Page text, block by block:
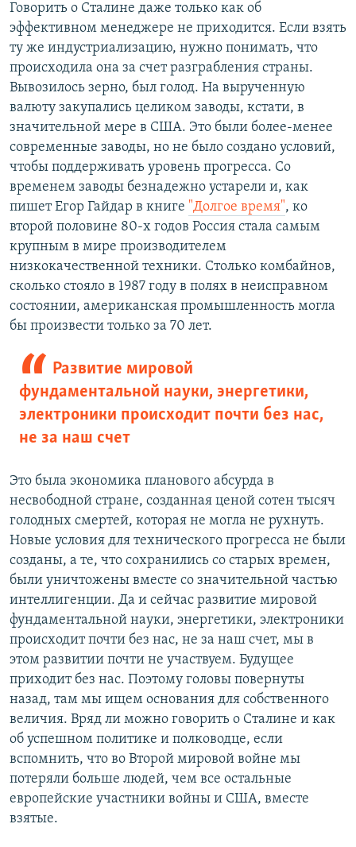
Говорить о Сталине даже только как об
эффективном менеджере не приходится. Если взять
ту же индустриализацию, нужно понимать, что
происходила она за счет разграбления страны.
Вывозилось зерно, был голод. На вырученную
валюту закупались целиком заводы, кстати, в
значительной мере в США. Это были более-менее
современные заводы, но не было создано условий,
чтобы поддерживать уровень прогресса. Со
временем заводы безнадежно устарели и, как
пишет Егор Гайдар в книге "Долгое время", ко
второй половине 80-х годов Россия стала самым
крупным в мире производителем
низкокачественной техники. Столько комбайнов,
сколько стояло в 1987 году в полях в неисправном
состоянии, американская промышленность могла
бы произвести только за 70 лет.
Развитие мировой
фундаментальной науки, энергетики,
электроники происходит почти без нас,
не за наш счет
Это была экономика планового абсурда в
несвободной стране, созданная ценой сотен тысяч
голодных смертей, которая не могла не рухнуть.
Новые условия для технического прогресса не были
созданы, а те, что сохранились со старых времен,
были уничтожены вместе со значительной частью
интеллигенции. Да и сейчас развитие мировой
фундаментальной науки, энергетики, электроники
происходит почти без нас, не за наш счет, мы в
этом развитии почти не участвуем. Будущее
приходит без нас. Поэтому головы повернуты
назад, там мы ищем основания для собственного
величия. Вряд ли можно говорить о Сталине и как
об успешном политике и полководце, если
вспомнить, что во Второй мировой войне мы
потеряли больше людей, чем все остальные
европейские участники войны и США, вместе
взятые.